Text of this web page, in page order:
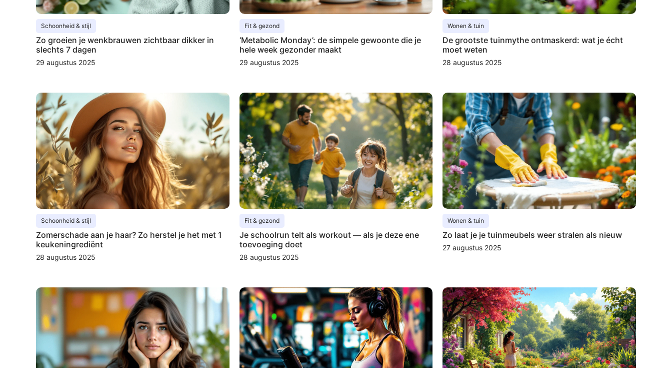
Schoonheid & stijl
Zo groeien je wenkbrauwen zichtbaar dikker in
slechts 7 dagen
29 augustus 2025
Fit & gezond
‘Metabolic Monday’: de simpele gewoonte die je
hele week gezonder maakt
29 augustus 2025
Wonen & tuin
De grootste tuinmythe ontmaskerd: wat je écht
moet weten
28 augustus 2025
Schoonheid & stijl
Zomerschade aan je haar? Zo herstel je het met 1
keukeningrediënt
28 augustus 2025
Fit & gezond
Je schoolrun telt als workout — als je deze ene
toevoeging doet
28 augustus 2025
Wonen & tuin
Zo laat je je tuinmeubels weer stralen als nieuw
27 augustus 2025